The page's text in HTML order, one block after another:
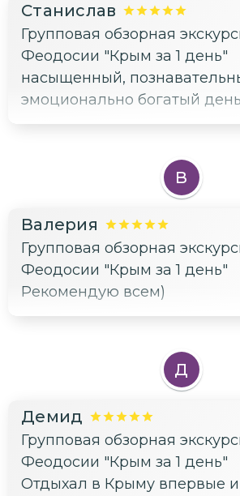
роскошью зелёных
уютными улочками. Спасибо
организаторам за такой
Станислав
Групповая обзорная
Феодосии "Крым за 1 день"
насыщенный,
эмоционально богатый
В
Валерия
Групповая обзорная
Феодосии "Крым за 1 день"
Рекомендую всем)
Д
Демид
Групповая обзорная
Феодосии "Крым за 1 день"
Отдыхал в Крыму впервые